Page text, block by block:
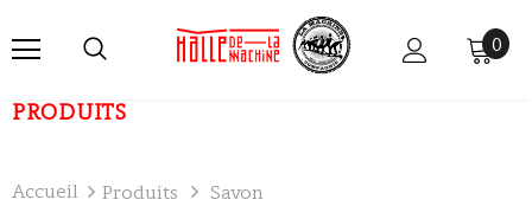
0
PRODUITS
Accueil Produits Savon